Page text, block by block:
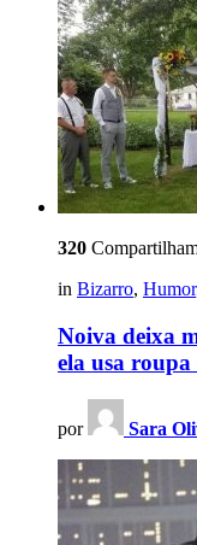
320
in Bizarro, Humor
Noiva deixa
ela usa roupa
por Sara